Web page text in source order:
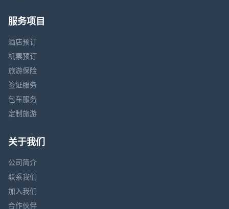
服务项目
酒店预订
机票预订
旅游保险
签证服务
包车服务
定制旅游
关于我们
公司简介
联系我们
加入我们
合作伙伴